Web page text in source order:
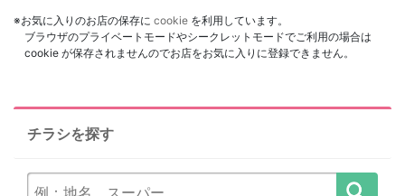
※お気に入りのお店の保存に cookie を利用しています。
ブラウザのプライベートモードやシークレットモードでご利用の場合は
cookie が保存されませんのでお店をお気に入りに登録できません。
チラシを探す